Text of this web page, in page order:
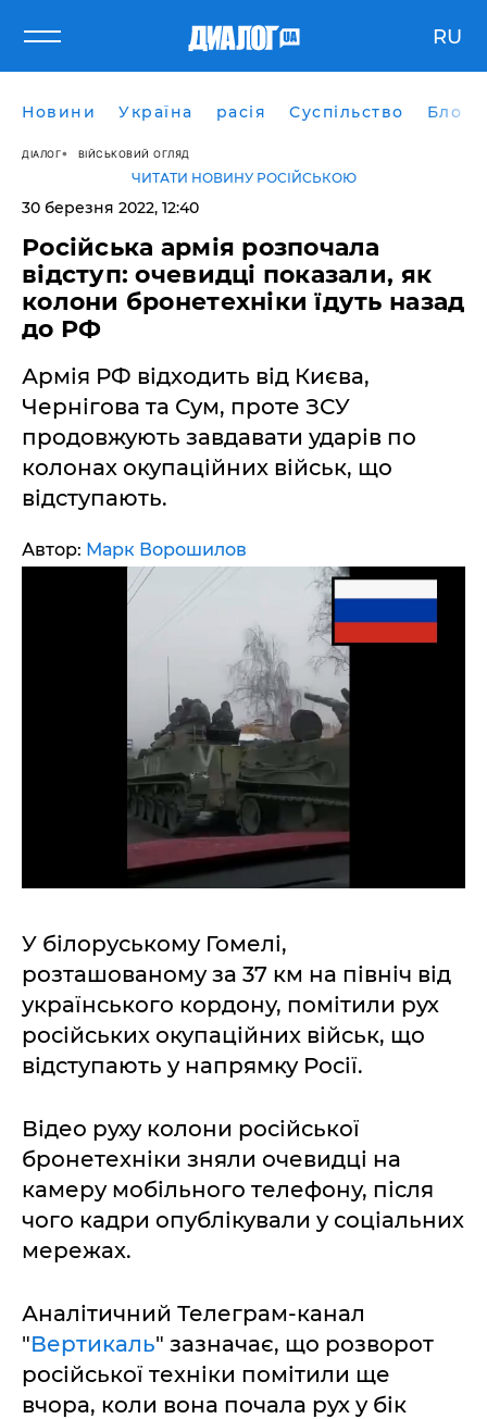
RU
Новини Україна расія Суспільство Блоги
ДІАЛОГ ВІЙСЬКОВИЙ ОГЛЯД
ЧИТАТИ НОВИНУ РОСІЙСЬКОЮ
30 березня 2022, 12:40
Російська армія розпочала
відступ: очевидці показали, як
колони бронетехніки їдуть назад
до РФ
Армія РФ відходить від Києва,
Чернігова та Сум, проте ЗСУ
продовжують завдавати ударів по
колонах окупаційних військ, що
відступають.
Автор: Марк Ворошилов
У білоруському Гомелі,
розташованому за 37 км на північ від
українського кордону, помітили рух
російських окупаційних військ, що
відступають у напрямку Росії.
Відео руху колони російської
бронетехніки зняли очевидці на
камеру мобільного телефону, після
чого кадри опублікували у соціальних
мережах.
Аналітичний Телеграм-канал
"Вертикаль" зазначає, що розворот
російської техніки помітили ще
вчора, коли вона почала рух у бік